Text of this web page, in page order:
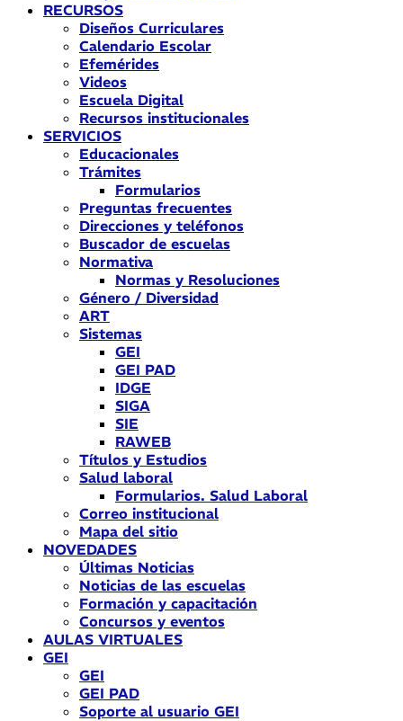
RECURSOS
Diseños Curriculares
Calendario Escolar
Efemérides
Videos
Escuela Digital
Recursos institucionales
SERVICIOS
Educacionales
Trámites
Formularios
Preguntas frecuentes
Direcciones y teléfonos
Buscador de escuelas
Normativa
Normas y Resoluciones
Género / Diversidad
ART
Sistemas
GEI
GEI PAD
IDGE
SIGA
SIE
RAWEB
Títulos y Estudios
Salud laboral
Formularios. Salud Laboral
Correo institucional
Mapa del sitio
NOVEDADES
Últimas Noticias
Noticias de las escuelas
Formación y capacitación
Concursos y eventos
AULAS VIRTUALES
GEI
GEI
GEI PAD
Soporte al usuario GEI